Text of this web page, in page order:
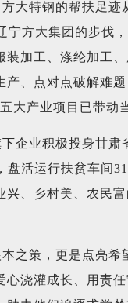
大特钢的帮扶足
宁方大集团的步
装加工、涤纶加工
、点对点破解难
大产业项目已带动
企业积极投身甘
盘活运行扶贫车间
兴、乡村美、农民
之策，更是点亮
浇灌成长、用责